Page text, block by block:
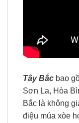
Tây Bắc bao
Sơn La, Hòa
Bắc là không
điệu múa xòe